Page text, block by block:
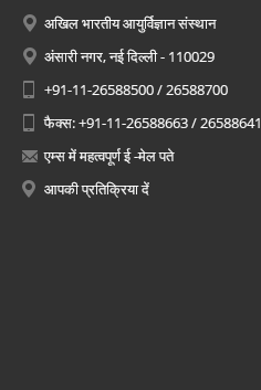
अखिल भारतीय आयुर्विज्ञान संस्थान
अंसारी नगर, नई दिल्ली - 110029
+91-11-26588500 / 26588700
फैक्स: +91-11-26588663 / 26588641
एम्स में महत्वपूर्ण ई -मेल पते
आपकी प्रतिक्रिया दें